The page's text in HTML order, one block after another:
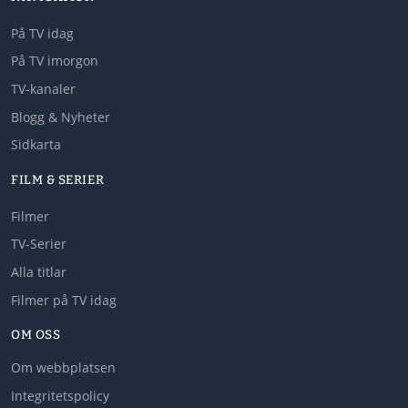
På TV idag
På TV imorgon
TV-kanaler
Blogg & Nyheter
Sidkarta
FILM & SERIER
Filmer
TV-Serier
Alla titlar
Filmer på TV idag
OM OSS
Om webbplatsen
Integritetspolicy